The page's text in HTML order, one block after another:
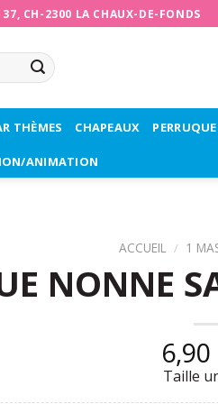
CH-2300 LA CHAUX-DE-FONDS
THÈMES CHAPEAUX
ANIMATION
ACCUEIL / 1
NONNE
6,90
Taille